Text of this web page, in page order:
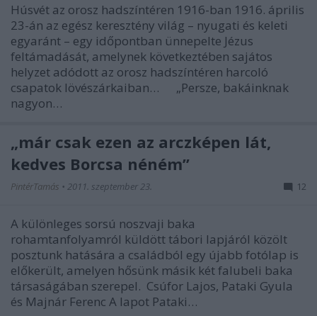
Húsvét az orosz hadszíntéren 1916-ban 1916. április
23-án az egész keresztény világ – nyugati és keleti
egyaránt – egy időpontban ünnepelte Jézus
feltámadását, amelynek következtében sajátos
helyzet adódott az orosz hadszíntéren harcoló
csapatok lövészárkaiban… „Persze, bakáinknak
nagyon…
„már csak ezen az arczképen lát,
kedves Borcsa néném”
PintérTamás • 2011. szeptember 23. 12
A különleges sorsú noszvaji baka
rohamtanfolyamról küldött tábori lapjáról közölt
posztunk hatására a családból egy újabb fotólap is
előkerült, amelyen hősünk másik két falubeli baka
társaságában szerepel. Csúfor Lajos, Pataki Gyula
és Majnár Ferenc A lapot Pataki…